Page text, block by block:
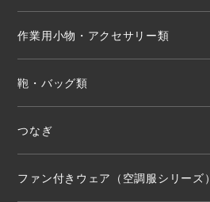
作業用小物・アクセサリー類
鞄・バッグ類
つなぎ
ファン付きウェア（空調服シリーズ）